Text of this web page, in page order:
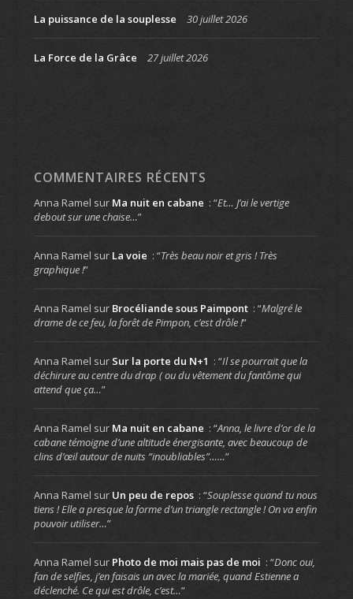
La puissance de la souplesse 30 juillet 2026
La Force de la Grâce 27 juillet 2026
COMMENTAIRES RÉCENTS
Anna Ramel sur Ma nuit en cabane : “Et… J’ai le vertige
debout sur une chaise…”
Anna Ramel sur La voie : “Très beau noir et gris ! Très
graphique !”
Anna Ramel sur Brocéliande sous Paimpont : “Malgré le
drame de ce feu, la forêt de Pimpon, c’est drôle !”
Anna Ramel sur Sur la porte du N+1 : “Il se pourrait que la
déchirure au centre du drap ( ou du vêtement du fantôme qui
attend que ça…”
Anna Ramel sur Ma nuit en cabane : “Anna, le livre d’or de la
cabane témoigne d’une altitude énergisante, avec beaucoup de
clins d’œil autour de nuits “inoubliables”……”
Anna Ramel sur Un peu de repos : “Souplesse quand tu nous
tiens ! Elle a presque la forme d’un triangle rectangle ! On va enfin
pouvoir utiliser…”
Anna Ramel sur Photo de moi mais pas de moi : “Donc oui,
fan de selfies, j’en faisais un avec la mariée, quand Estienne a
déclenché. Ce qui est drôle, c’est…”